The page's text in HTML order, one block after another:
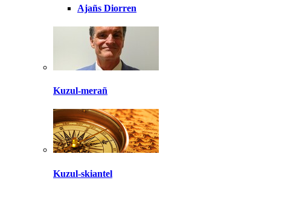
Ajañs Diorren
Kuzul-merañ
Kuzul-skiantel